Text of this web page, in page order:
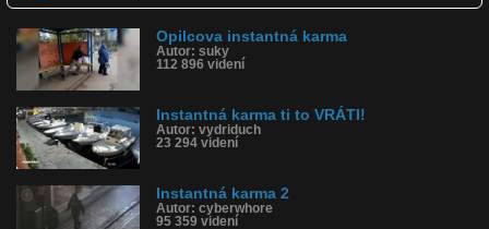
Komentárov: 41
Kategória: šokujúce
Tagy: instantná karma, zlodej, prešiel zlodeja, zrazil motorkára,
zrazil, lúpežník, lúpež, ukradol kabelku, žene ukradol kabelku
História sledovanosti videa:
Opilcova instantná karma
Autor: suky
112 896 videní
Instantná karma ti to VRÁTI!
Autor: vydriduch
23 294 videní
Instantná karma 2
Autor: cyberwhore
95 359 videní